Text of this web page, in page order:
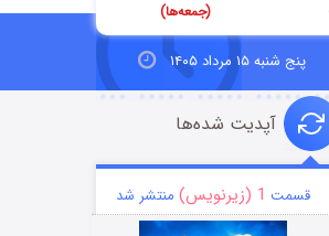
(جمعه‌ها)
پنج شنبه ۱۵ مرداد ۱۴۰۵
آپدیت شده‌ها
قسمت 1 (زیرنویس) منتشر شد